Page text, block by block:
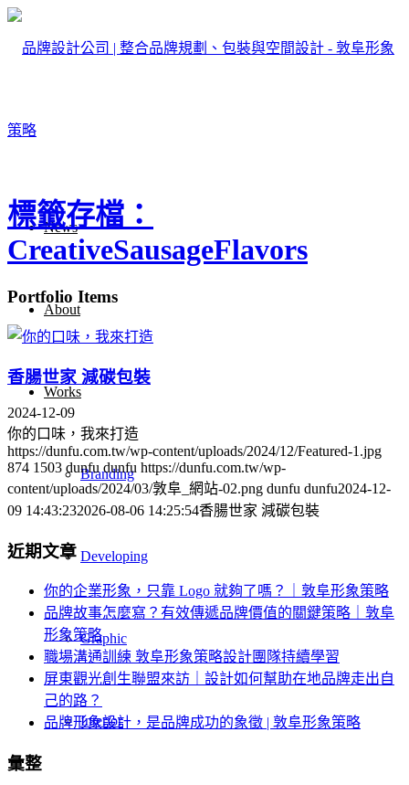
News
About
Works
Branding
Developing
Graphic
Interior
標籤存檔：
CreativeSausageFlavors
Portfolio Items
香腸世家 減碳包裝
2024-12-09
你的口味，我來打造
https://dunfu.com.tw/wp-content/uploads/2024/12/Featured-1.jpg
874 1503 dunfu dunfu https://dunfu.com.tw/wp-
content/uploads/2024/03/敦阜_網站-02.png dunfu dunfu2024-12-
09 14:43:232026-08-06 14:25:54香腸世家 減碳包裝
近期文章
你的企業形象，只靠 Logo 就夠了嗎？｜敦阜形象策略
品牌故事怎麼寫？有效傳遞品牌價值的關鍵策略｜敦阜
形象策略
職場溝通訓練 敦阜形象策略設計團隊持續學習
屏東觀光創生聯盟來訪｜設計如何幫助在地品牌走出自
己的路？
品牌形象設計，是品牌成功的象徵 | 敦阜形象策略
彙整